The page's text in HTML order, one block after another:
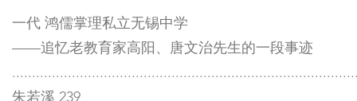
一代 鸿儒掌理私立无锡中学
——追忆老教育家高阳、唐文治先生的一段事迹
朱若溪 239